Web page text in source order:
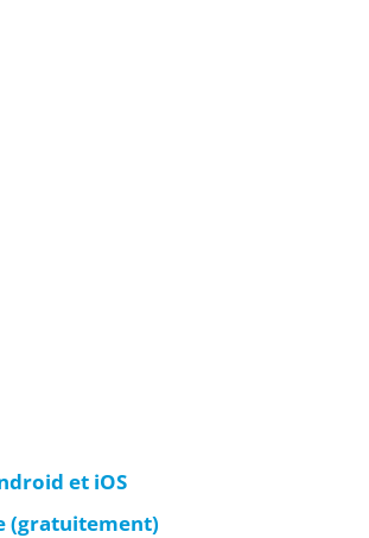
et iOS
(gratuitement)